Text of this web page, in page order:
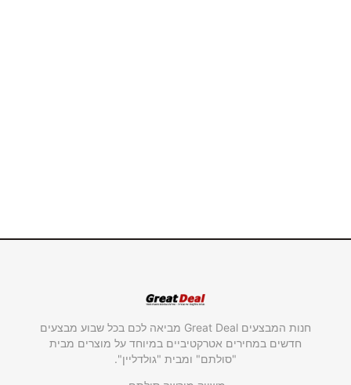
חנות המבצעים Great Deal מביאה לכם בכל שבוע מבצעים
חדשים במחירים אטרקטיביים במיוחד על מוצרים מבית
"סולתם" ומבית "גולדליין".